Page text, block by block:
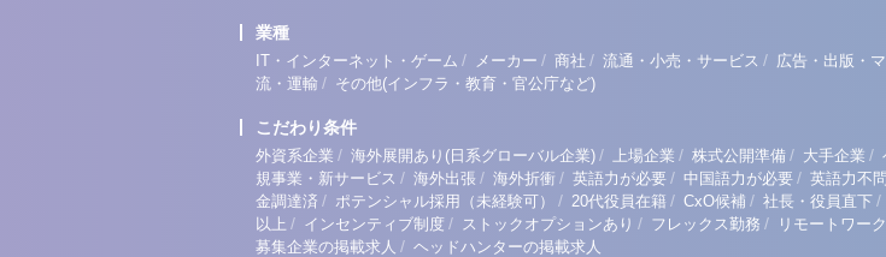
業種
IT・インターネット・ゲーム / メーカー / 商社 / 流通・小売・サービス / 広告・出版・
流・運輸 / その他(インフラ・教育・官公庁など)
こだわり条件
外資系企業 / 海外展開あり(日系グローバル企業) / 上場企業 / 株式公開準備 / 大手企業 /
規事業・新サービス / 海外出張 / 海外折衝 / 英語力が必要 / 中国語力が必要 / 英語力不問
金調達済 / ポテンシャル採用（未経験可） / 20代役員在籍 / CxO候補 / 社長・役員直下 /
以上 / インセンティブ制度 / ストックオプションあり / フレックス勤務 / リモートワー
募集企業の掲載求人 / ヘッドハンターの掲載求人